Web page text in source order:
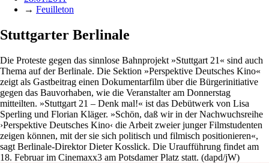
→ Feuilleton
Stuttgarter Berlinale
Die Proteste gegen das sinnlose Bahnprojekt »Stuttgart 21« sind auch
Thema auf der Berlinale. Die Sektion »Perspektive Deutsches Kino«
zeigt als Gastbeitrag einen Dokumentarfilm über die Bürgerinitiative
gegen das Bauvorhaben, wie die Veranstalter am Donnerstag
mitteilten. »Stuttgart 21 – Denk mal!« ist das Debütwerk von Lisa
Sperling und Florian Kläger. »Schön, daß wir in der Nachwuchsreihe
›Perspektive Deutsches Kino‹ die Arbeit zweier junger Filmstudenten
zeigen können, mit der sie sich politisch und filmisch positionieren«,
sagt Berlinale-Direktor Dieter Kosslick. Die Uraufführung findet am
18. Februar im Cinemaxx3 am Potsdamer Platz statt. (dapd/jW)